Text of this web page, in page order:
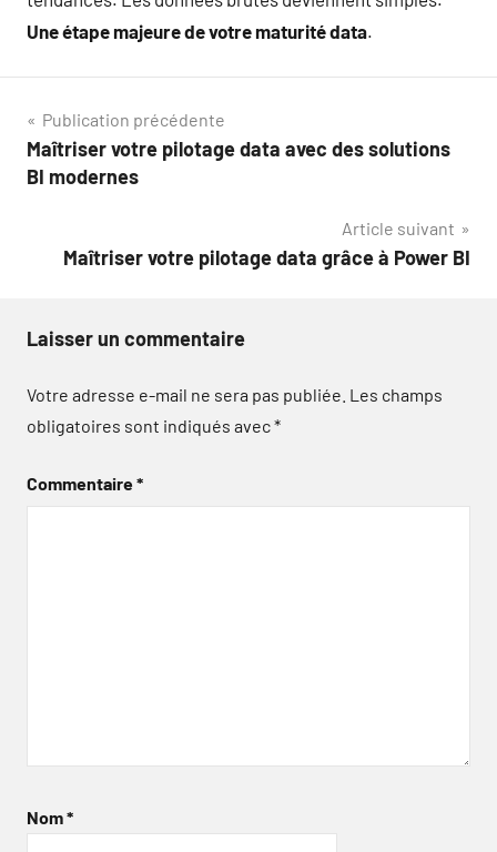
Une étape majeure de votre maturité data.
Navigation
de
Publication précédente
Maîtriser votre pilotage data avec des solutions
BI modernes
Article suivant
Maîtriser votre pilotage data grâce à Power BI
Laisser un commentaire
Votre adresse e-mail ne sera pas publiée. Les champs
obligatoires sont indiqués avec*
Commentaire*
Nom*